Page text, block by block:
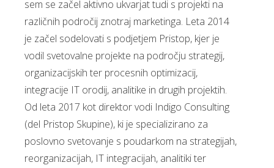
sem se začel aktivno ukvarjat tudi s projekti na
različnih področij znotraj marketinga. Leta 2014
je začel sodelovati s podjetjem Pristop, kjer je
vodil svetovalne projekte na področju strategij,
organizacijskih ter procesnih optimizacij,
integracije IT orodij, analitike in drugih projektih.
Od leta 2017 kot direktor vodi Indigo Consulting
(del Pristop Skupine), ki je specializirano za
poslovno svetovanje s poudarkom na strategijah,
reorganizacijah, IT integracijah, analitiki ter